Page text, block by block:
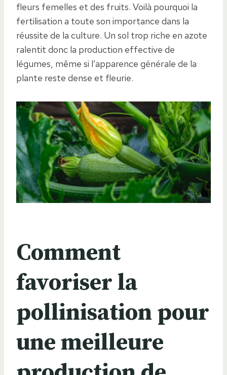
fleurs femelles et des fruits. Voilà pourquoi la
fertilisation a toute son importance dans la
réussite de la culture. Un sol trop riche en azote
ralentit donc la production effective de
légumes, même si l’apparence générale de la
plante reste dense et fleurie.
Comment
favoriser la
pollinisation pour
une meilleure